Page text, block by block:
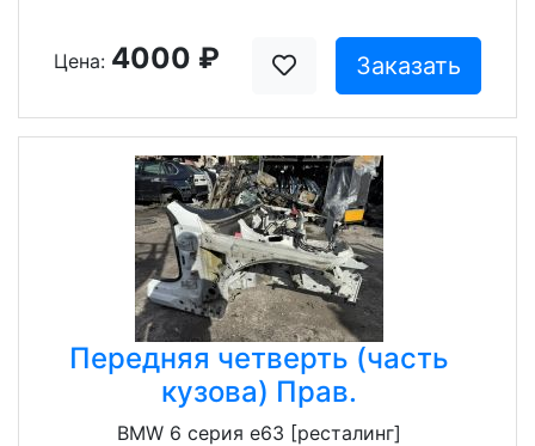
Цена: 4000 ₽ Заказать
Передняя четверть (часть
кузова) Прав.
BMW 6 серия e63 [ресталинг]